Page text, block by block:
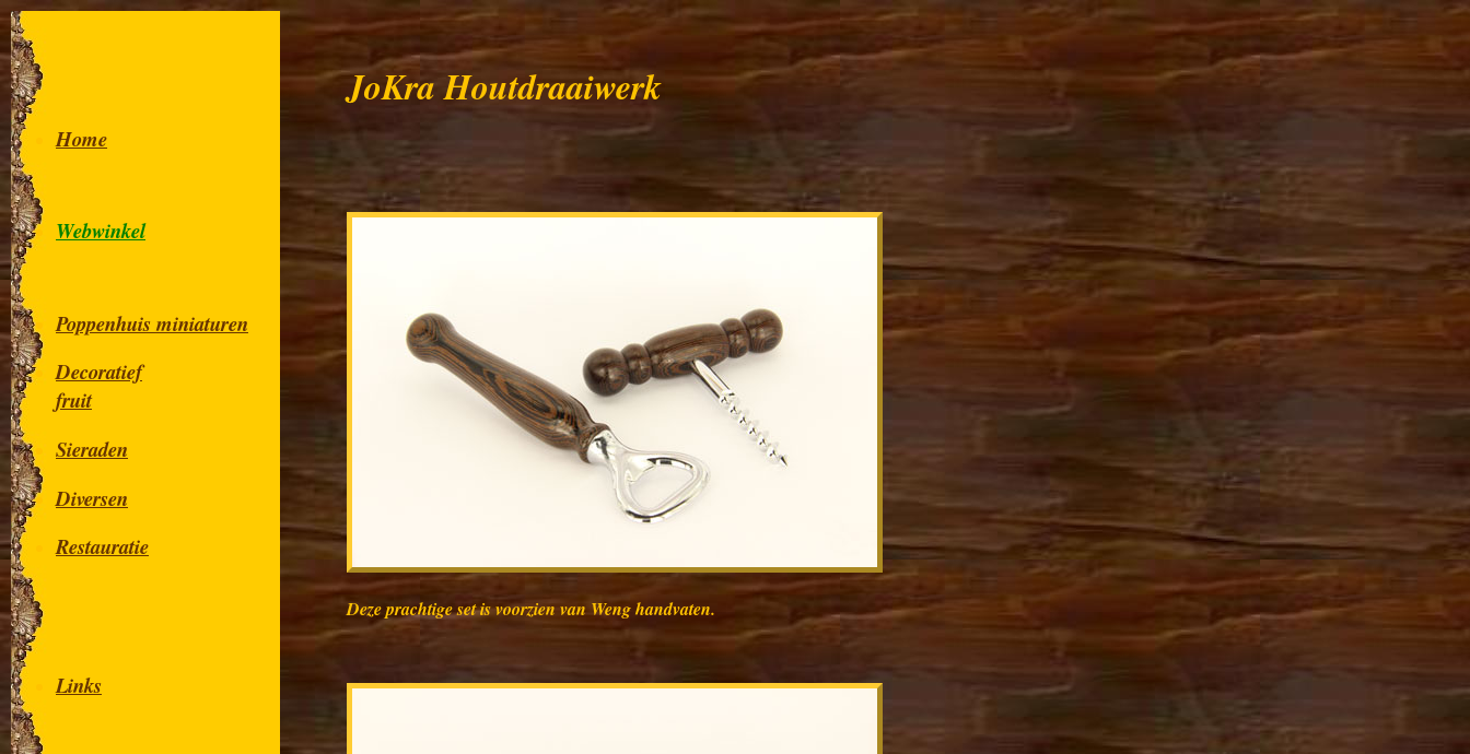
Home
Webwinkel
Poppenhuis miniaturen
Decoratief
fruit
Sieraden
Diversen
Restauratie
Links
JoKra Houtdraaiwerk
Deze prachtige set is voorzien van Weng handvaten.